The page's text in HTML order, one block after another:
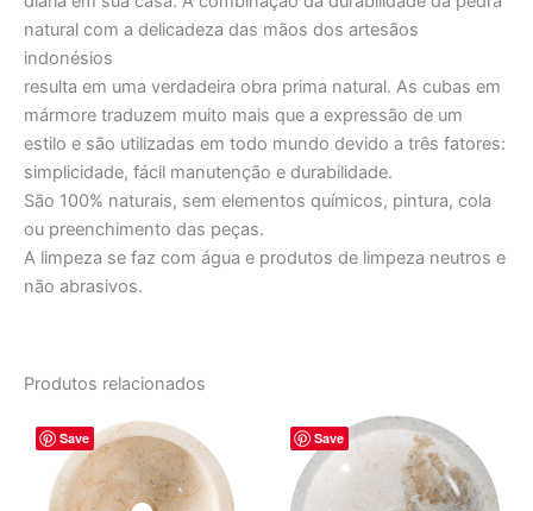
natural com a delicadeza das mãos dos artesãos
indonésios
resulta em uma verdadeira obra prima natural. As cubas em
mármore traduzem muito mais que a expressão de um
estilo e são utilizadas em todo mundo devido a três fatores:
simplicidade, fácil manutenção e durabilidade.
São 100% naturais, sem elementos químicos, pintura, cola
ou preenchimento das peças.
A limpeza se faz com água e produtos de limpeza neutros e
não abrasivos.
Produtos relacionados
Save
O
preço
original
era:
R$ 2.423,00.
atual
é:
R$ 2.019,00.
Save
O
preço
original
era:
R$ 2.970,00.
atual
é:
R$